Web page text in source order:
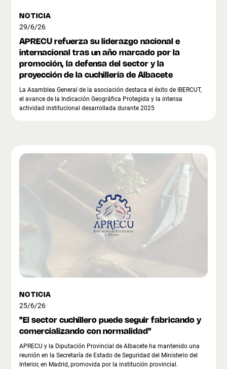
NOTICIA
29/6/26
APRECU refuerza su liderazgo nacional e
internacional tras un año marcado por la
promoción, la defensa del sector y la
proyección de la cuchillería de Albacete
La Asamblea General de la asociación destaca el éxito de IBERCUT,
el avance de la Indicación Geográfica Protegida y la intensa
actividad institucional desarrollada durante 2025
NOTICIA
25/6/26
"El sector cuchillero puede seguir fabricando y
comercializando con normalidad"
APRECU y la Diputación Provincial de Albacete ha mantenido una
reunión en la Secretaría de Estado de Seguridad del Ministerio del
Interior, en Madrid, promovida por la institución provincial.